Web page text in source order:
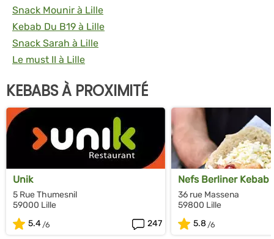
Snack Mounir à Lille
Kebab Du B19 à Lille
Snack Sarah à Lille
Le must II à Lille
KEBABS À PROXIMITÉ
Unik
5 Rue Thumesnil
59000 Lille
5.4
247
Nefs Berliner Kebab
36 rue Massena
59800 Lille
5.8